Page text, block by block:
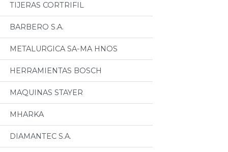
TIJERAS CORTRIFIL
BARBERO S.A.
METALURGICA SA-MA HNOS
HERRAMIENTAS BOSCH
MAQUINAS STAYER
MHARKA
DIAMANTEC S.A.